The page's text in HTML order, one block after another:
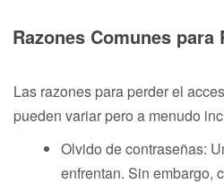
Razones Comunes
Las razones para perder el
pueden variar pero a menudo
Olvido de contraseñas:
enfrentan. Sin embargo,